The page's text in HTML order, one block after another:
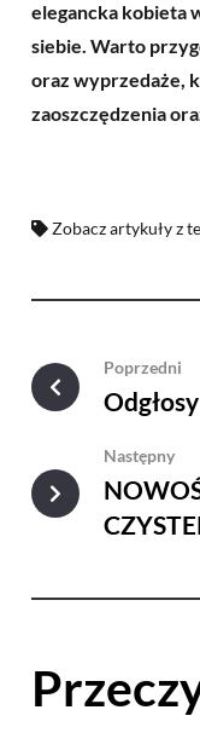
elegancka kobieta
siebie. Warto
oraz wyprzedaże,
zaoszczędzenia
Zobacz artykuły z
Poprzedni
Następny